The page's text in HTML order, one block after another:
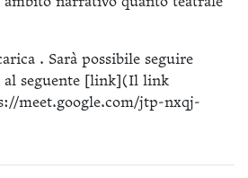
. Sarà possibile seguire
al seguente [link](Il link
meet.google.com/jtp-nxqj-